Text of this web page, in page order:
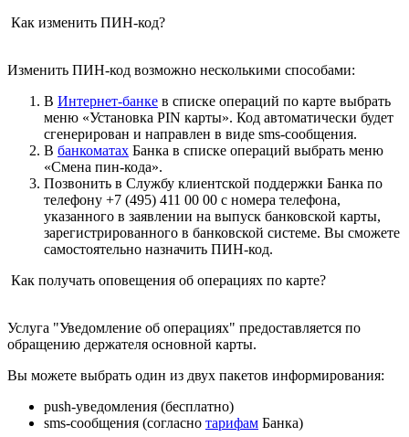
Как изменить ПИН-код?
Изменить ПИН-код возможно несколькими способами:
В Интернет-банке в списке операций по карте выбрать
меню «Установка PIN карты». Код автоматически будет
сгенерирован и направлен в виде sms-сообщения.
В банкоматах Банка в списке операций выбрать меню
«Смена пин-кода».
Позвонить в Службу клиентской поддержки Банка по
телефону +7 (495) 411 00 00 с номера телефона,
указанного в заявлении на выпуск банковской карты,
зарегистрированного в банковской системе. Вы сможете
самостоятельно назначить ПИН-код.
Как получать оповещения об операциях по карте?
Услуга "Уведомление об операциях" предоставляется по
обращению держателя основной карты.
Вы можете выбрать один из двух пакетов информирования:
push-уведомления (бесплатно)
sms-сообщения (согласно тарифам Банка)